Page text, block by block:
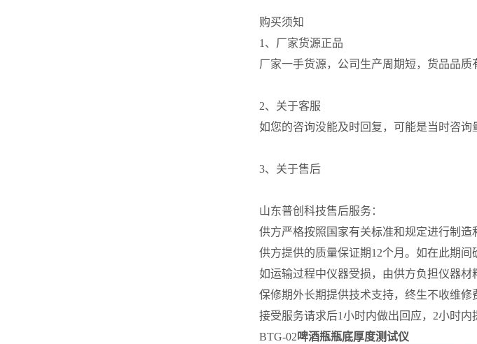
购买须知
1、厂家货源正品
厂家一手货源，公司生产周期短，货品品质
2、关于客服
如您的咨询没能及时回复，可能是当时咨询
3、关于售后
山东普创科技售后服务：
供方严格按照国家有关标准和规定进行制造
供方提供的质量保证期12个月。如在此期
如运输过程中仪器受损，由供方负担仪器材
保修期外长期提供技术支持，终生不收维修
接受服务请求后1小时内做出回应，2小时内
BTG-02啤酒瓶瓶底厚度测试仪